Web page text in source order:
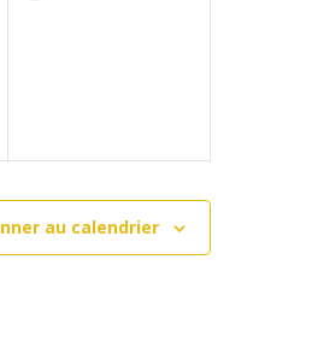
au calendrier